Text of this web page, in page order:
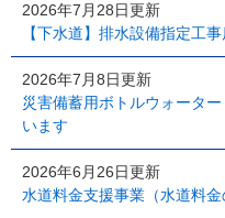
2026年7月28日更新
【下水道】排水設備指定工
2026年7月8日更新
災害備蓄用ボトルウォータ
います
2026年6月26日更新
水道料金支援事業（水道料